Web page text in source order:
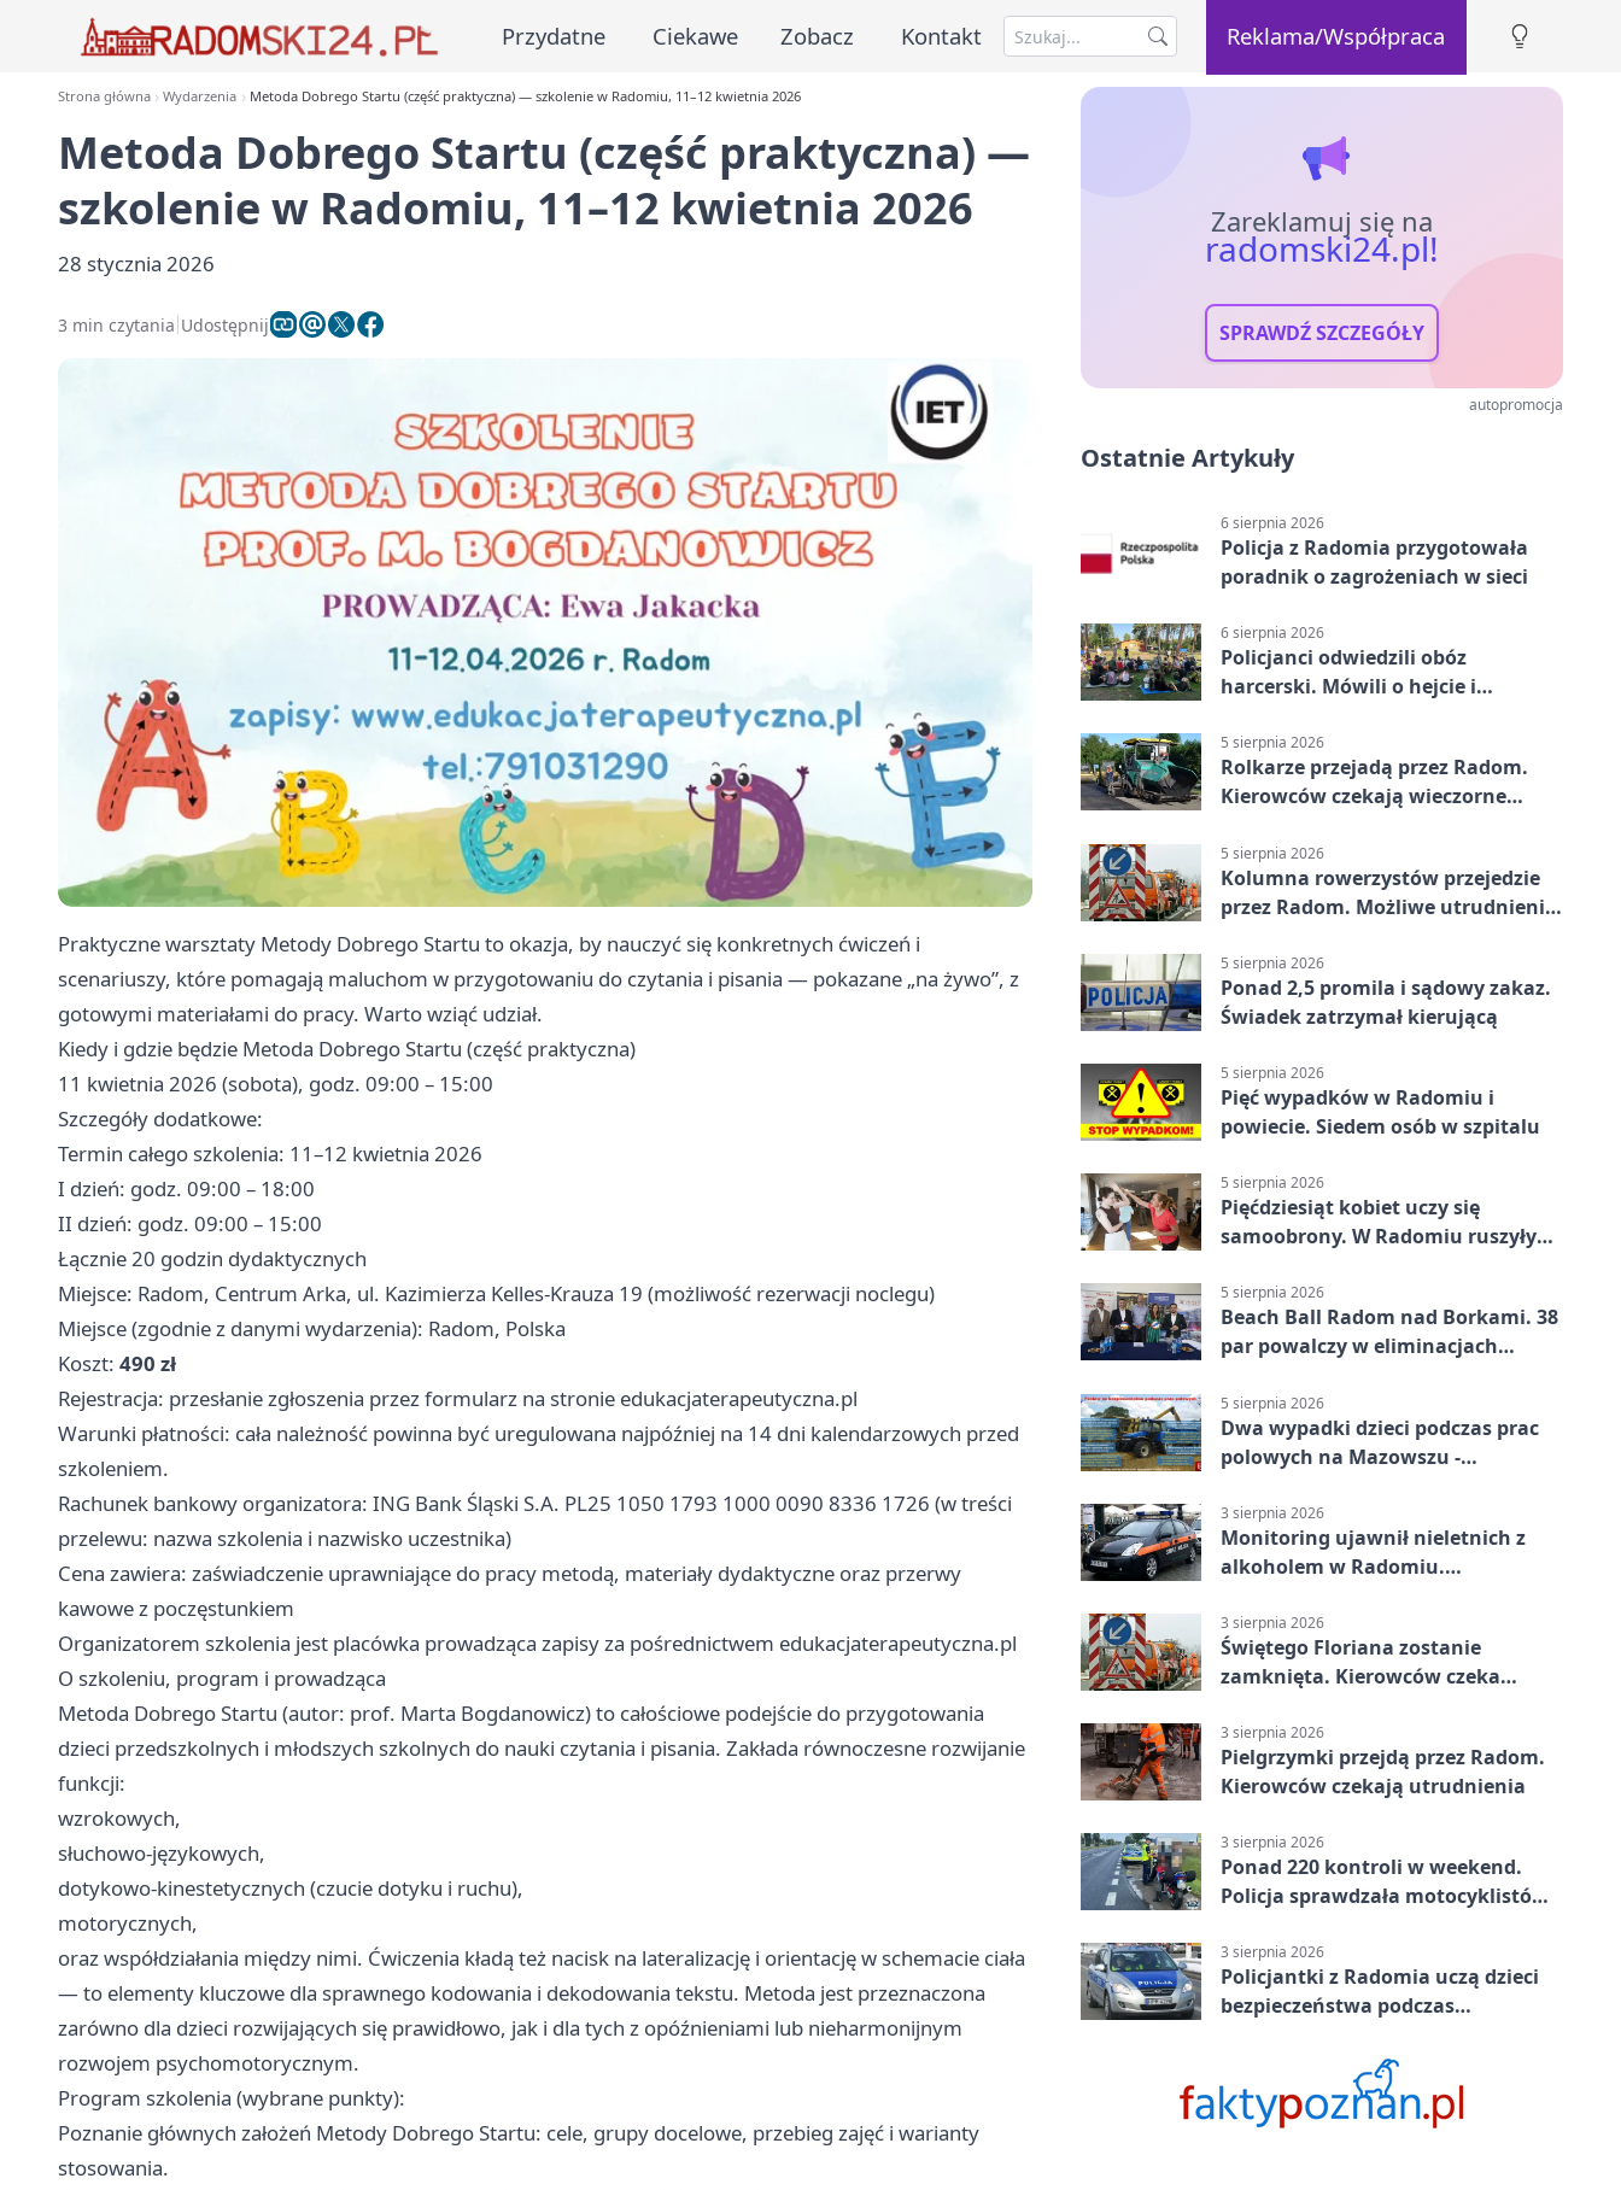
Przydatne Ciekawe Zobacz Kontakt Reklama/Współpraca
Strona główna Wydarzenia Metoda Dobrego Startu (część praktyczna) — szkolenie w Radomiu, 11–12 kwietnia 2026
Metoda Dobrego Startu (część praktyczna) —
szkolenie w Radomiu, 11–12 kwietnia 2026
28 stycznia 2026
3 min czytania Udostępnij
Praktyczne warsztaty Metody Dobrego Startu to okazja, by nauczyć się konkretnych ćwiczeń i
scenariuszy, które pomagają maluchom w przygotowaniu do czytania i pisania — pokazane „na żywo”, z
gotowymi materiałami do pracy. Warto wziąć udział.
Kiedy i gdzie będzie Metoda Dobrego Startu (część praktyczna)
11 kwietnia 2026 (sobota), godz. 09:00 – 15:00
Szczegóły dodatkowe:
Termin całego szkolenia: 11–12 kwietnia 2026
I dzień: godz. 09:00 – 18:00
II dzień: godz. 09:00 – 15:00
Łącznie 20 godzin dydaktycznych
Miejsce: Radom, Centrum Arka, ul. Kazimierza Kelles‑Krauza 19 (możliwość rezerwacji noclegu)
Miejsce (zgodnie z danymi wydarzenia): Radom, Polska
Koszt: 490 zł
Rejestracja: przesłanie zgłoszenia przez formularz na stronie edukacjaterapeutyczna.pl
Warunki płatności: cała należność powinna być uregulowana najpóźniej na 14 dni kalendarzowych przed
szkoleniem.
Rachunek bankowy organizatora: ING Bank Śląski S.A. PL25 1050 1793 1000 0090 8336 1726 (w treści
przelewu: nazwa szkolenia i nazwisko uczestnika)
Cena zawiera: zaświadczenie uprawniające do pracy metodą, materiały dydaktyczne oraz przerwy
kawowe z poczęstunkiem
Organizatorem szkolenia jest placówka prowadząca zapisy za pośrednictwem edukacjaterapeutyczna.pl
O szkoleniu, program i prowadząca
Metoda Dobrego Startu (autor: prof. Marta Bogdanowicz) to całościowe podejście do przygotowania
dzieci przedszkolnych i młodszych szkolnych do nauki czytania i pisania. Zakłada równoczesne rozwijanie
funkcji:
wzrokowych,
słuchowo‑językowych,
dotykowo‑kinestetycznych (czucie dotyku i ruchu),
motorycznych,
oraz współdziałania między nimi. Ćwiczenia kładą też nacisk na lateralizację i orientację w schemacie ciała
— to elementy kluczowe dla sprawnego kodowania i dekodowania tekstu. Metoda jest przeznaczona
zarówno dla dzieci rozwijających się prawidłowo, jak i dla tych z opóźnieniami lub nieharmonijnym
rozwojem psychomotorycznym.
Program szkolenia (wybrane punkty):
Poznanie głównych założeń Metody Dobrego Startu: cele, grupy docelowe, przebieg zajęć i warianty
stosowania.
Zareklamuj się na
radomski24.pl!
SPRAWDŹ SZCZEGÓŁY
autopromocja
Ostatnie Artykuły
6 sierpnia 2026
Policja z Radomia przygotowała
poradnik o zagrożeniach w sieci
6 sierpnia 2026
Policjanci odwiedzili obóz
harcerski. Mówili o hejcie i
5 sierpnia 2026
Rolkarze przejadą przez Radom.
Kierowców czekają wieczorne
5 sierpnia 2026
Kolumna rowerzystów przejedzie
przez Radom. Możliwe utrudnienia
5 sierpnia 2026
Ponad 2,5 promila i sądowy zakaz.
Świadek zatrzymał kierującą
5 sierpnia 2026
Pięć wypadków w Radomiu i
powiecie. Siedem osób w szpitalu
5 sierpnia 2026
Pięćdziesiąt kobiet uczy się
samoobrony. W Radomiu ruszyły
5 sierpnia 2026
Beach Ball Radom nad Borkami. 38
par powalczy w eliminacjach
5 sierpnia 2026
Dwa wypadki dzieci podczas prac
polowych na Mazowszu -
3 sierpnia 2026
Monitoring ujawnił nieletnich z
alkoholem w Radomiu.
3 sierpnia 2026
Świętego Floriana zostanie
zamknięta. Kierowców czeka
3 sierpnia 2026
Pielgrzymki przejdą przez Radom.
Kierowców czekają utrudnienia
3 sierpnia 2026
Ponad 220 kontroli w weekend.
Policja sprawdzała motocyklistów
3 sierpnia 2026
Policjantki z Radomia uczą dzieci
bezpieczeństwa podczas